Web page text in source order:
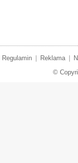
Regulamin Reklama
©